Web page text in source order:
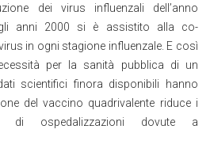
dei virus influenzali dell’anno
anni 2000 si è assistito alla co-
in ogni stagione influenzale. E così
per la sanità pubblica di un
scientifici finora disponibili hanno
del vaccino quadrivalente riduce i
ospedalizzazioni dovute a